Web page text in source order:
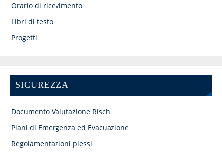
Orario di ricevimento
Libri di testo
Progetti
SICUREZZA
Documento Valutazione Rischi
Piani di Emergenza ed Evacuazione
Regolamentazioni plessi